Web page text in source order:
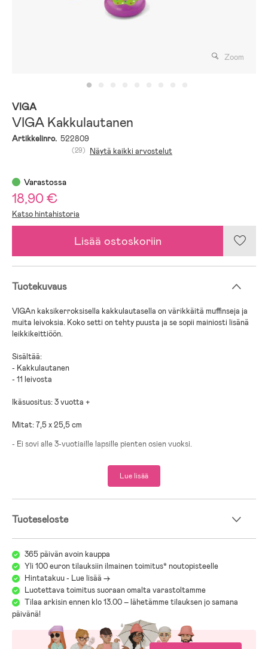
Zoom
VIGA
VIGA Kakkulautanen
Artikkelinro. 522809
(29) Näytä kaikki arvostelut
Varastossa
18,90 €
Katso hintahistoria
Lisää ostoskoriin
Tuotekuvaus
VIGAn kaksikerroksisella kakkulautasella on värikkäitä muffinseja ja
muita leivoksia. Koko setti on tehty puusta ja se sopii mainiosti lisänä
leikkikeittiöön.
Sisältää:
- Kakkulautanen
- 11 leivosta
Ikäsuositus: 3 vuotta +
Mitat: 7,5 x 25,5 cm
- Ei sovi alle 3-vuotiaille lapsille pienten osien vuoksi.
Lue lisää
Tuoteseloste
365 päivän avoin kauppa
Yli 100 euron tilauksiin ilmainen toimitus* noutopisteelle
Hintatakuu - Lue lisää ->
Luotettava toimitus suoraan omalta varastoltamme
Tilaa arkisin ennen klo 13.00 – lähetämme tilauksen jo samana
päivänä!